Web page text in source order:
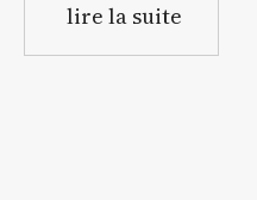
lire la suite